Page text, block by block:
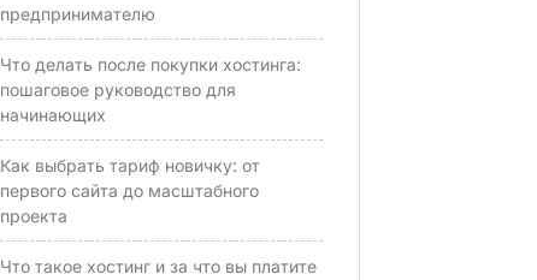
предпринимателю
Что делать после покупки хостинга:
пошаговое руководство для
начинающих
Как выбрать тариф новичку: от
первого сайта до масштабного
проекта
Что такое хостинг и за что вы платите